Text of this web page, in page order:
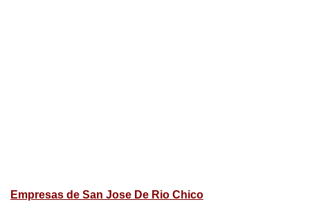
Empresas de San Jose De Rio Chico